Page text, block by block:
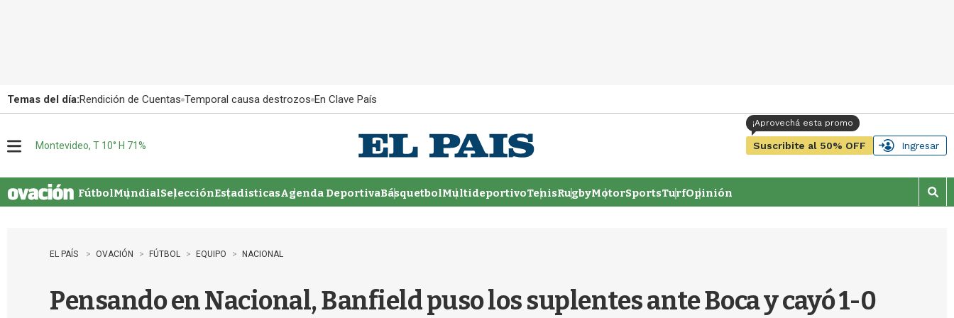
Temas del día:Rendición de Cuentas Temporal causa destrozos En Clave País
u
Montevideo, T 10° H 71% Suscribite al 50% OFF Ingresar
FútbolMundialSelecciónEstadisticasAgenda DeportivaBásquetbolMultideportivoTenisRugbyMotorSportsTurfOpinión
M
o
EL PAÍS OVACIÓN FÚTBOL EQUIPO NACIONAL
Pensando en Nacional, Banfield puso los suplentes ante Boca y cayó 1-0